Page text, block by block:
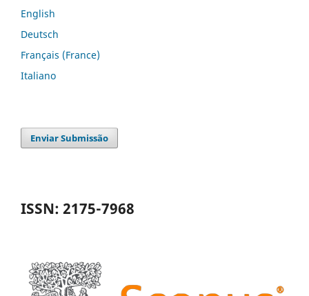
English
Deutsch
Français (France)
Italiano
Enviar Submissão
ISSN: 2175-7968